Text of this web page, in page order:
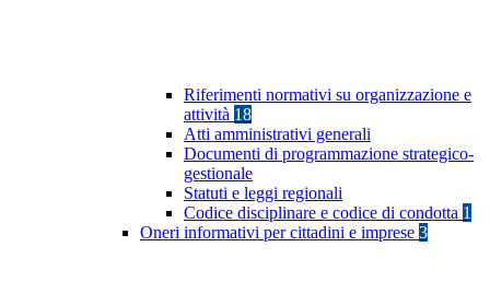
Riferimenti normativi su organizzazione e
attività 18
Atti amministrativi generali
Documenti di programmazione strategico-
gestionale
Statuti e leggi regionali
Codice disciplinare e codice di condotta 1
Oneri informativi per cittadini e imprese 3